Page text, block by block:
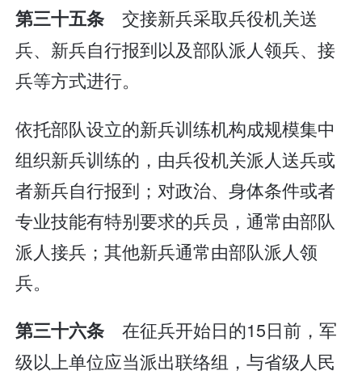
第三十五条 交接新兵采取兵役机关送
兵、新兵自行报到以及部队派人领兵、接
兵等方式进行。
依托部队设立的新兵训练机构成规模集中
组织新兵训练的，由兵役机关派人送兵或
者新兵自行报到；对政治、身体条件或者
专业技能有特别要求的兵员，通常由部队
派人接兵；其他新兵通常由部队派人领
兵。
第三十六条 在征兵开始日的15日前，军
级以上单位应当派出联络组，与省级人民